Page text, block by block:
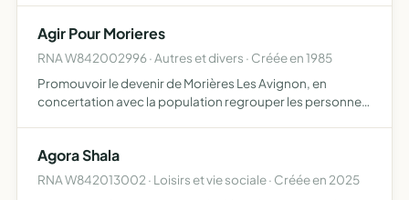
Agir Pour Morieres
RNA W842002996 · Autres et divers · Créée en 1985
Promouvoir le devenir de Morières Les Avignon, en
concertation avec la population regrouper les personnes
hommes …
Agora Shala
RNA W842013002 · Loisirs et vie sociale · Créée en 2025